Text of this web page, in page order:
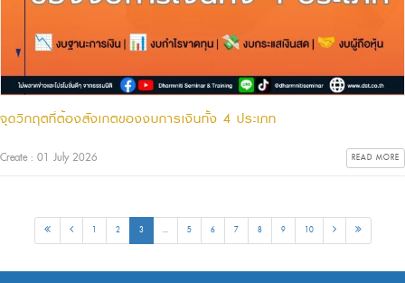
จุดวิกฤตที่ต้องสังเกตของงบการเงินทั้ง 4 ประเภท
Create : 01 July 2026 READ MORE
1 2 3 ... 5 6 7 8 9 10